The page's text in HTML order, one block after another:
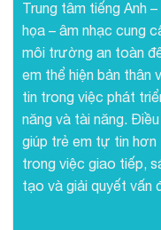
Trung tâm tiếng Anh –
họa – âm nhạc cung
môi trường an toàn
em thể hiện bản thân
tin trong việc phát
năng và tài năng.
giúp trẻ em tự tin hơn
trong việc giao tiếp,
tạo và giải quyết vấn